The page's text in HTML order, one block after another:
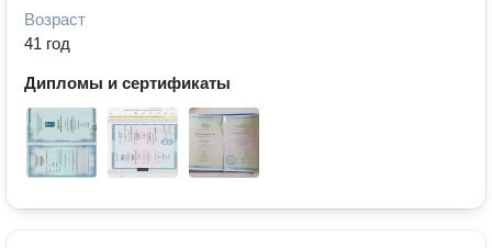
Возраст
41 год
Дипломы и сертификаты